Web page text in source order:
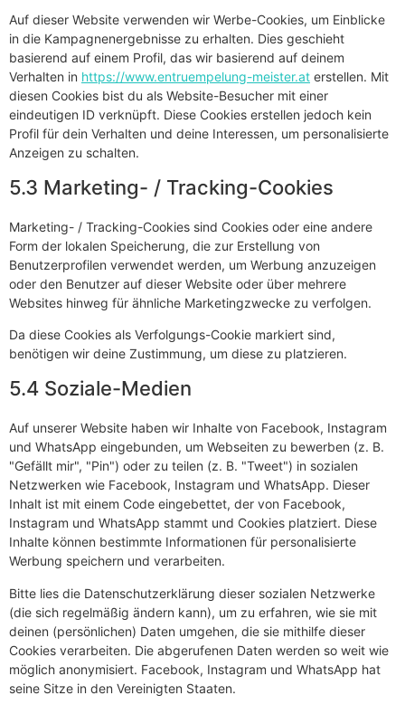
Auf dieser Website verwenden wir Werbe-Cookies, um Einblicke
in die Kampagnenergebnisse zu erhalten. Dies geschieht
basierend auf einem Profil, das wir basierend auf deinem
Verhalten in https://www.entruempelung-meister.at erstellen. Mit
diesen Cookies bist du als Website-Besucher mit einer
eindeutigen ID verknüpft. Diese Cookies erstellen jedoch kein
Profil für dein Verhalten und deine Interessen, um personalisierte
Anzeigen zu schalten.
5.3 Marketing- / Tracking-Cookies
Marketing- / Tracking-Cookies sind Cookies oder eine andere
Form der lokalen Speicherung, die zur Erstellung von
Benutzerprofilen verwendet werden, um Werbung anzuzeigen
oder den Benutzer auf dieser Website oder über mehrere
Websites hinweg für ähnliche Marketingzwecke zu verfolgen.
Da diese Cookies als Verfolgungs-Cookie markiert sind,
benötigen wir deine Zustimmung, um diese zu platzieren.
5.4 Soziale-Medien
Auf unserer Website haben wir Inhalte von Facebook, Instagram
und WhatsApp eingebunden, um Webseiten zu bewerben (z. B.
"Gefällt mir", "Pin") oder zu teilen (z. B. "Tweet") in sozialen
Netzwerken wie Facebook, Instagram und WhatsApp. Dieser
Inhalt ist mit einem Code eingebettet, der von Facebook,
Instagram und WhatsApp stammt und Cookies platziert. Diese
Inhalte können bestimmte Informationen für personalisierte
Werbung speichern und verarbeiten.
Bitte lies die Datenschutzerklärung dieser sozialen Netzwerke
(die sich regelmäßig ändern kann), um zu erfahren, wie sie mit
deinen (persönlichen) Daten umgehen, die sie mithilfe dieser
Cookies verarbeiten. Die abgerufenen Daten werden so weit wie
möglich anonymisiert. Facebook, Instagram und WhatsApp hat
seine Sitze in den Vereinigten Staaten.